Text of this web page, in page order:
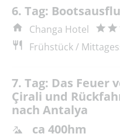
6. Tag:
Changa Hotel
Frühstück /
7. Tag: Das Feuer
Çirali und
nach Antalya
ca 400hm